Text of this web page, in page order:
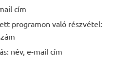
cím
programon való részvétel:
név, e-mail cím